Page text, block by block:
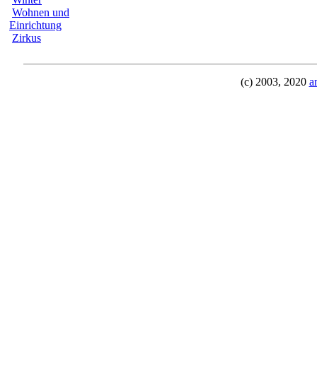
Wohnen und
Einrichtung
Zirkus
(c) 2003, 2020